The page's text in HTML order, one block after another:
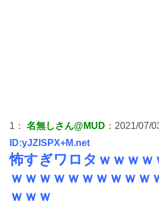
1： 名無しさん@MUD ：2021/07/
ID:yJZISPX+M.net
怖すぎワロタｗｗｗｗ
ｗｗｗｗｗｗｗｗｗｗ
ｗｗｗ